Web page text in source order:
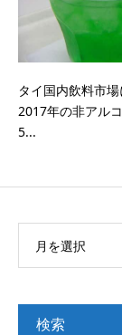
タイ国内飲料市
2017年の非アル
5...
月を選択
検索